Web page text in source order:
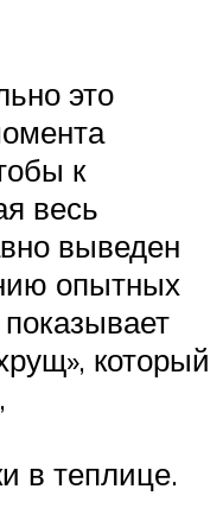
это
к
весь
выведен
опытных
который
в теплице.